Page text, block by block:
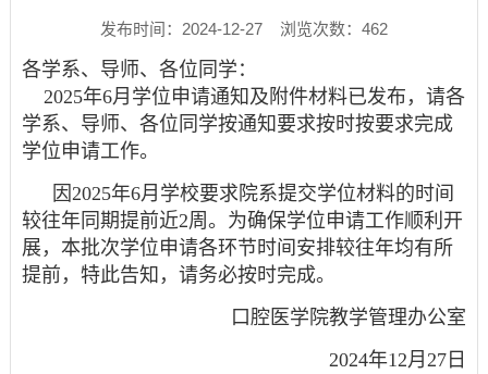
发布时间：2024-12-27 浏览次数： 462
各学系、导师、各位同学：
2025年6月学位申请通知及附件材料已发布，请各
学系、导师、各位同学按通知要求按时按要求完成
学位申请工作。
因2025年6月学校要求院系提交学位材料的时间
较往年同期提前近2周。为确保学位申请工作顺利开
展，本批次学位申请各环节时间安排较往年均有所
提前，特此告知，请务必按时完成。
口腔医学院教学管理办公室
2024年12月27日